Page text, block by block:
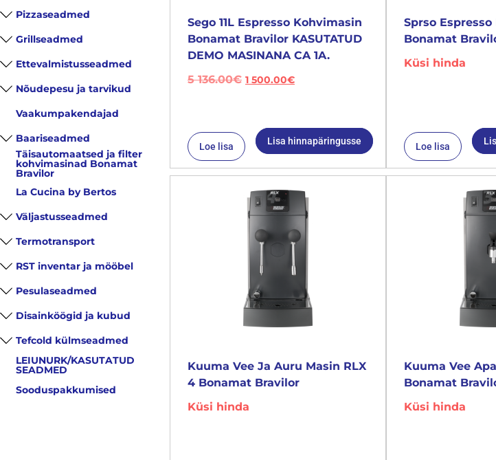
Pizzaseadmed
Grillseadmed
Ettevalmistusseadmed
Nõudepesu ja tarvikud
Vaakumpakendajad
Baariseadmed
Täisautomaatsed ja filter
kohvimasinad Bonamat
Bravilor
La Cucina by Bertos
Väljastusseadmed
Termotransport
RST inventar ja mööbel
Pesulaseadmed
Disainköögid ja kubud
Tefcold külmseadmed
LEIUNURK/KASUTATUD
SEADMED
Sooduspakkumised
Sego 11L Espresso Kohvimasin
Bonamat Bravilor KASUTATUD
DEMO MASINANA CA 1A.
5 136.00€ 1 500.00€
Loe lisa Lisa hinnapäringusse
Sprso
Bonamat
Küsi hinda
Loe lisa
Kuuma Vee Ja Auru Masin RLX
4 Bonamat Bravilor
Küsi hinda
Kuuma Vee
Bonamat
Küsi hinda